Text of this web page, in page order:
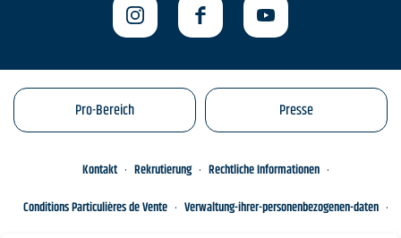
Pro-Bereich Presse
Kontakt Rekrutierung
Rechtliche Informationen
Conditions Particulières de Vente
Verwaltung-ihrer-personenbezogenen-daten